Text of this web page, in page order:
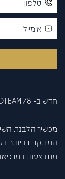
חדש ב- PERIOTEAM 78!
המתקדם ביותר
מתבצעות